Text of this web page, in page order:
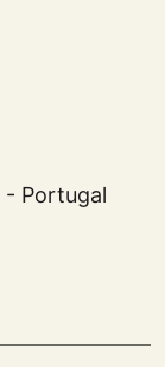
- Portugal